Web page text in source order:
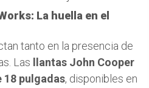
La huella en el
tanto en la presencia de
Las
llantas John Cooper
18 pulgadas, disponibles en